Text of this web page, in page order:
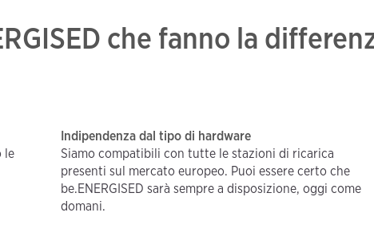
che fanno la
le
Indipendenza dal tipo di hardware
Siamo compatibili con tutte le stazioni di ricarica
presenti sul mercato europeo. Puoi essere certo che
be.ENERGISED sarà sempre a disposizione, oggi come
domani.